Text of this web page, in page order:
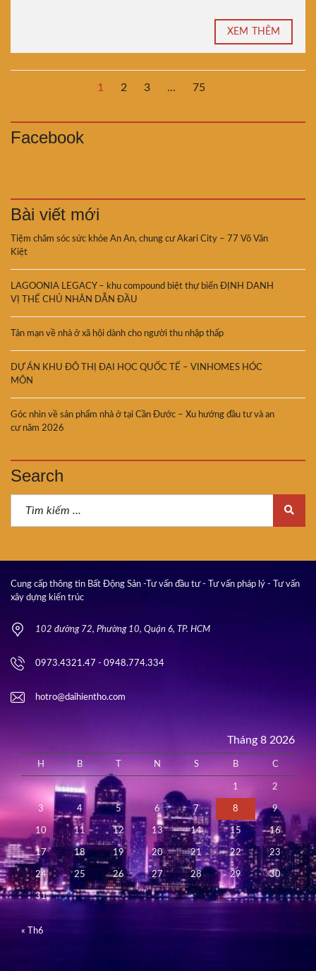
XEM THÊM
1 2 3 … 75
Facebook
Bài viết mới
Tiệm chăm sóc sức khỏe An An, chung cư Akari City – 77 Võ Văn
Kiệt
LAGOONIA LEGACY – khu compound biệt thự biển ĐỊNH DANH
VỊ THẾ CHỦ NHÂN DẪN ĐẦU
Tản mạn về nhà ở xã hội dành cho người thu nhập thấp
DỰ ÁN KHU ĐÔ THỊ ĐẠI HỌC QUỐC TẾ – VINHOMES HÓC
MÔN
Góc nhìn về sản phẩm nhà ở tại Cần Đước – Xu hướng đầu tư và an
cư năm 2026
Search
Cung cấp thông tin Bất Động Sản -Tư vấn đầu tư - Tư vấn pháp lý - Tư vấn
xây dựng kiến trúc
102 đường 72, Phường 10, Quận 6, TP. HCM
0973.4321.47 - 0948.774.334
hotro@daihientho.com
Tháng 8 2026
H B N S B C
1 2
3 4 5 6 7 8 9
10 11 12 13 14 15 16
17 18 19 20 21 22 23
24 25 26 27 28 29 30
31
« Th6